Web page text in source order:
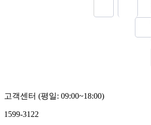
고객센터 (평일: 09:00~18:00)
1599-3122